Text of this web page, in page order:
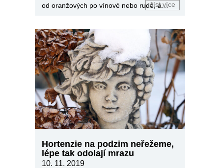
od oranžových po vínové nebo rudé, ačíst více
Hortenzie na podzim neřežeme,
lépe tak odolají mrazu
10. 11. 2019